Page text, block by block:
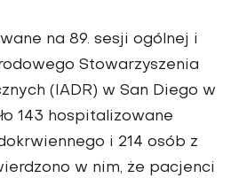
na 89. sesji ogólnej i
Stowarzy­szenia
(IADR) w San Diego w
143 hospitalizowane
i 214 osób z
w nim, że pacjenci